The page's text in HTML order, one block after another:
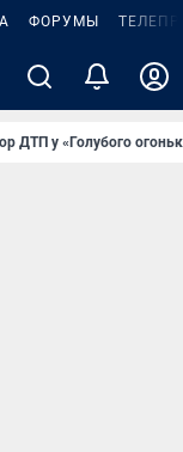
ФОРУМЫ
ДТП у «Голубого